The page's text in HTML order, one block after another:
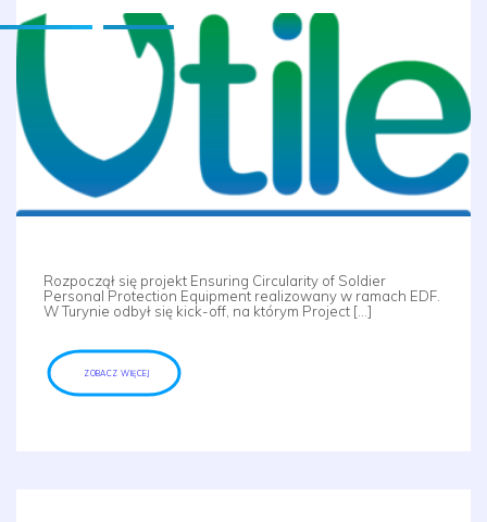
Rozpoczął się projekt Ensuring Circularity of Soldier
Personal Protection Equipment realizowany w ramach EDF.
W Turynie odbył się kick-off, na którym Project […]
ZOBACZ WIĘCEJ